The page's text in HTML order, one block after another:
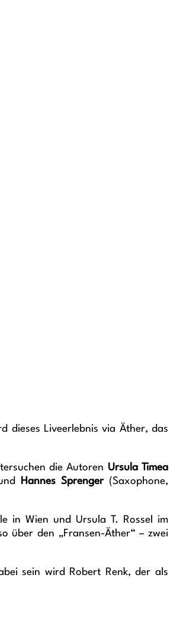
dieses Liveerlebnis via Äther, das
die Autoren Ursula Timea
Hannes Sprenger(Saxophone,
in Wien und Ursula T. Rossel im
über den „Fransen-Äther“ – zwei
sein wird Robert Renk, der als